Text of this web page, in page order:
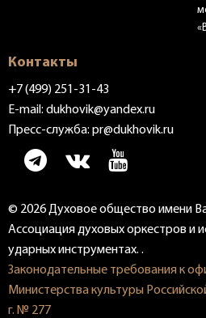
Контакты
+7 (499) 251-31-43
E-mail: dukhovik@yandex.ru
Пресс-служба: pr@dukhovik.ru
© 2026 Духовое общество имени
Ассоциация духовых оркестров и
ударных инструментах. .
Законодательные требования к
Министерства культуры
г. № 277